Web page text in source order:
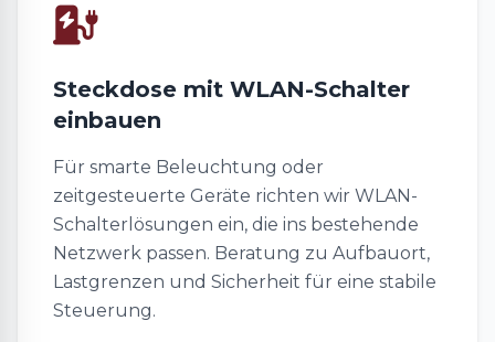
Steckdose mit WLAN-Schalter
einbauen
Für smarte Beleuchtung oder
zeitgesteuerte Geräte richten wir WLAN-
Schalterlösungen ein, die ins bestehende
Netzwerk passen. Beratung zu Aufbauort,
Lastgrenzen und Sicherheit für eine stabile
Steuerung.